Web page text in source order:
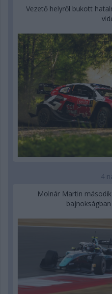
Vezető helyről bukott
4
Molnár Martin